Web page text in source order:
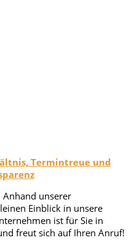
Termintreue und
unserer
Einblick in unsere
ist für Sie in
freut sich auf Ihren Anruf!